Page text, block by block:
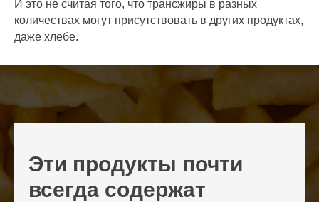
И это не считая того, что трансжиры в разных
количествах могут присутствовать в других продуктах,
даже хлебе.
Эти продукты почти
всегда содержат